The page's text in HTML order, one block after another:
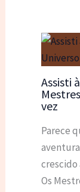
Assisti
vez
Parece
crescido
Os